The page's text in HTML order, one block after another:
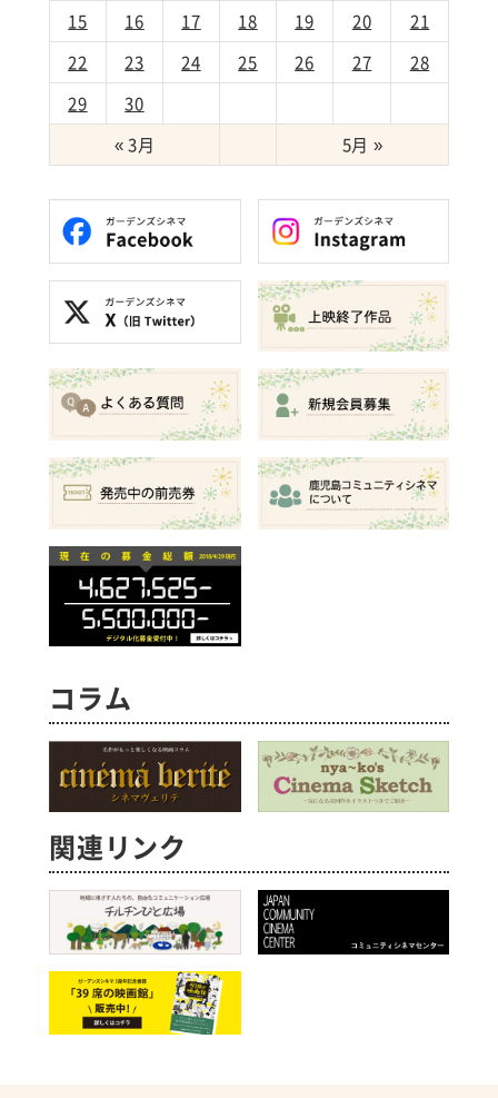
15
16 17 18 19 20
21
22
23 24 25 26 27
28
29
30
« 3月
5月 »
コラム
関連リンク